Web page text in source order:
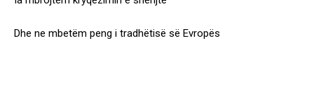
Dhe ne mbetëm peng i tradhëtisë së Evropës